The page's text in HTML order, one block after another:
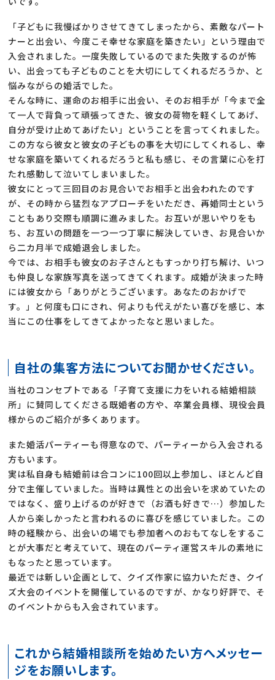
「子どもに我慢ばかりさせてきてしまったから、素敵なパート
ナーと出会い、今度こそ幸せな家庭を築きたい」という理由で
入会されました。一度失敗しているのでまた失敗するのが怖
い、出会っても子どものことを大切にしてくれるだろうか、と
悩みながらの婚活でした。
そんな時に、運命のお相手に出会い、そのお相手が「今まで全
て一人で背負って頑張ってきた、彼女の荷物を軽くしてあげ、
自分が受け止めてあげたい」ということを言ってくれました。
この方なら彼女と彼女の子どもの事を大切にしてくれるし、幸
せな家庭を築いてくれるだろうと私も感じ、その言葉に心を打
たれ感動して泣いてしまいました。
彼女にとって三回目のお見合いでお相手と出会われたのです
が、その時から猛烈なアプローチをいただき、再婚同士という
こともあり交際も順調に進みました。お互いが思いやりをも
ち、お互いの問題を一つ一つ丁寧に解決していき、お見合いか
ら二カ月半で成婚退会しました。
今では、お相手も彼女のお子さんともすっかり打ち解け、いつ
も仲良しな家族写真を送ってきてくれます。成婚が決まった時
には彼女から「ありがとうございます。あなたのおかげで
す。」と何度も口にされ、何よりも代えがたい喜びを感じ、本
当にこの仕事をしてきてよかったなと思いました。
自社の集客方法についてお聞かせください。
当社のコンセプトである「子育て支援に力をいれる結婚相談
所」に賛同してくださる既婚者の方や、卒業会員様、現役会員
様からのご紹介が多くあります。
また婚活パーティーも得意なので、パーティーから入会される
方もいます。
実は私自身も結婚前は合コンに100回以上参加し、ほとんど自
分で主催していました。当時は異性との出会いを求めていたの
ではなく、盛り上げるのが好きで（お酒も好きで…）参加した
人から楽しかったと言われるのに喜びを感じていました。この
時の経験から、出会いの場でも参加者へのおもてなしをするこ
とが大事だと考えていて、現在のパーティ運営スキルの素地に
もなったと思っています。
最近では新しい企画として、クイズ作家に協力いただき、クイ
ズ大会のイベントを開催しているのですが、かなり好評で、そ
のイベントからも入会されています。
これから結婚相談所を始めたい方へメッセー
ジをお願いします。